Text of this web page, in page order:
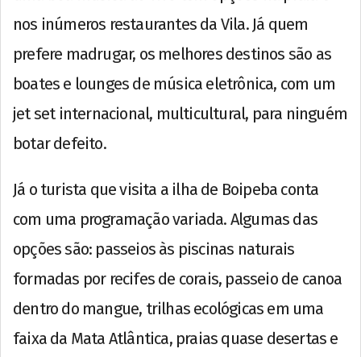
nos inúmeros restaurantes da Vila. Já quem
prefere madrugar, os melhores destinos são as
boates e lounges de música eletrônica, com um
jet set internacional, multicultural, para ninguém
botar defeito.
Já o turista que visita a ilha de Boipeba conta
com uma programação variada. Algumas das
opções são: passeios às piscinas naturais
formadas por recifes de corais, passeio de canoa
dentro do mangue, trilhas ecológicas em uma
faixa da Mata Atlântica, praias quase desertas e